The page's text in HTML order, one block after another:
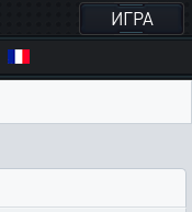
ИГРА